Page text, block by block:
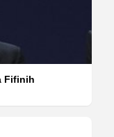
Fifinih